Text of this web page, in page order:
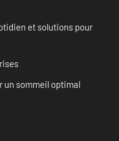
et solutions pour
un sommeil optimal